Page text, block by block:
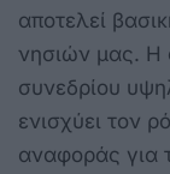
αποτελεί
νησιών μας. Η
συνεδρίου
ενισχύει τον
αναφοράς για